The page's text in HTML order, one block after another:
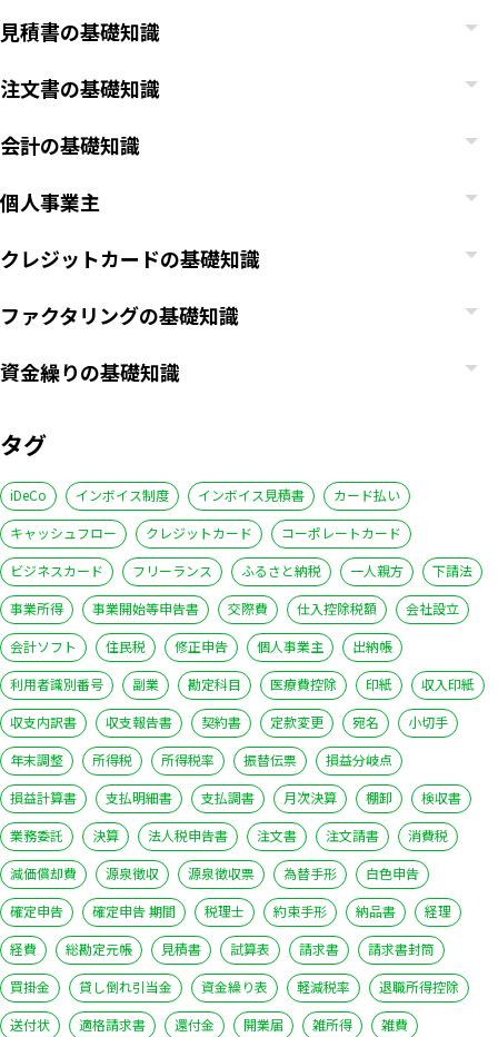
見積書の基礎知識
注文書の基礎知識
会計の基礎知識
個人事業主
クレジットカードの基礎知識
ファクタリングの基礎知識
資金繰りの基礎知識
タグ
iDeCo インボイス制度 インボイス見積書
カード払い
キャッシュフロー
クレジットカード
コーポレートカード
ビジネスカード
フリーランス ふるさと納税 一人親方
下請法
事業所得
事業開始等申告書 交際費 仕入控除税額
会社設立
会計ソフト
住民税 修正申告 個人事業主
出納帳
利用者識別番号
副業 勘定科目 医療費控除 印紙
収入印紙
収支内訳書
収支報告書 契約書 定款変更 宛名
小切手
年末調整
所得税 所得税率 振替伝票
損益分岐点
損益計算書
支払明細書 支払調書 月次決算 棚卸
検収書
業務委託
決算 法人税申告書 注文書 注文請書
消費税
減価償却費
源泉徴収 源泉徴収票 為替手形
白色申告
確定申告
確定申告 期間 税理士 約束手形 納品書
経理
経費
総勘定元帳 見積書 試算表 請求書
請求書封筒
買掛金
貸し倒れ引当金 資金繰り表 軽減税率
退職所得控除
送付状
適格請求書 還付金 開業届 雑所得
雑費